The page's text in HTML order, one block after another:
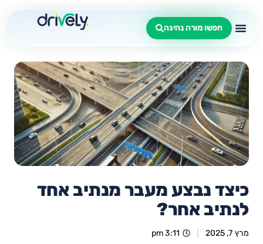
חפשו מורה נהיגה
כיצד נבצע מעבר מנתיב אחד
לנתיב אחר?
מרץ 7, 2025 3:11 pm